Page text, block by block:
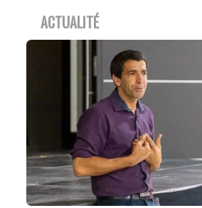
ACTUALITÉ